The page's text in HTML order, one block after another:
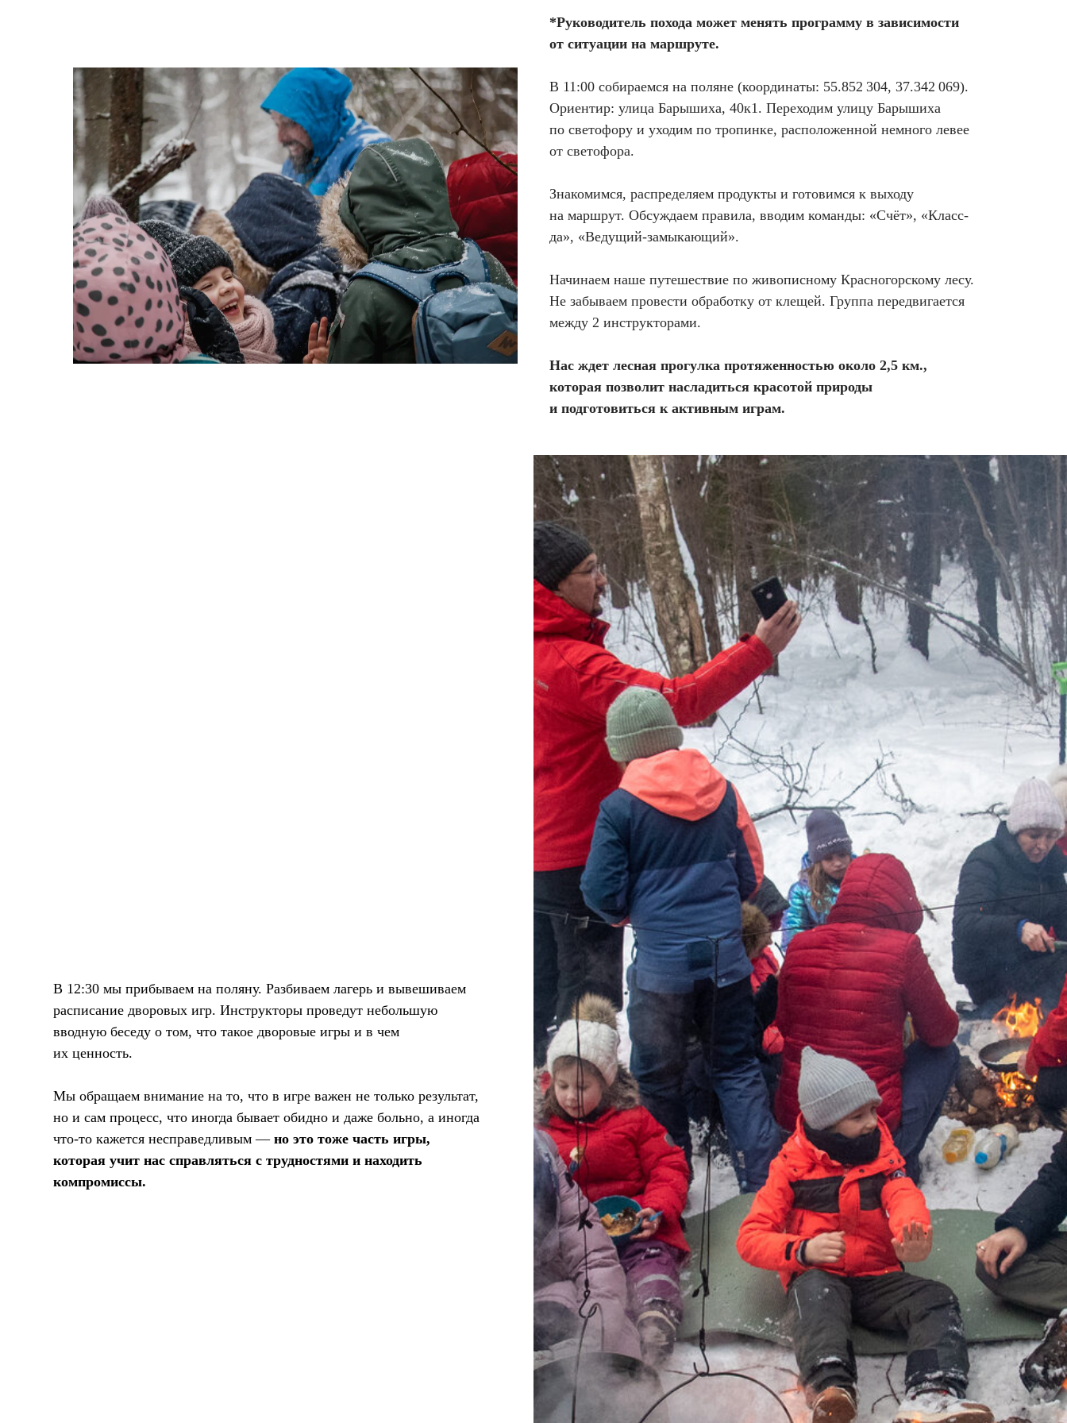
*Руководитель похода может менять программу в зависимости
от ситуации на маршруте.
В 11:00 собираемся на поляне (координаты: 55.852 304, 37.342 069).
Ориентир: улица Барышиха, 40к1. Переходим улицу Барышиха
по светофору и уходим по тропинке, расположенной немного левее
от светофора.
Знакомимся, распределяем продукты и готовимся к выходу
на маршрут. Обсуждаем правила, вводим команды: «Счёт», «Класс-
да», «Ведущий-замыкающий».
Начинаем наше путешествие по живописному Красногорскому лесу.
Не забываем провести обработку от клещей. Группа передвигается
между 2 инструкторами.
Нас ждет лесная прогулка протяженностью около 2,5 км.,
которая позволит насладиться красотой природы
и подготовиться к активным играм.
В 12:30 мы прибываем на поляну. Разбиваем лагерь и вывешиваем
расписание дворовых игр. Инструкторы проведут небольшую
вводную беседу о том, что такое дворовые игры и в чем
их ценность.
Мы обращаем внимание на то, что в игре важен не только результат,
но и сам процесс, что иногда бывает обидно и даже больно, а иногда
что-то кажется несправедливым —но это тоже часть игры,
которая учит нас справляться с трудностями и находить
компромиссы.